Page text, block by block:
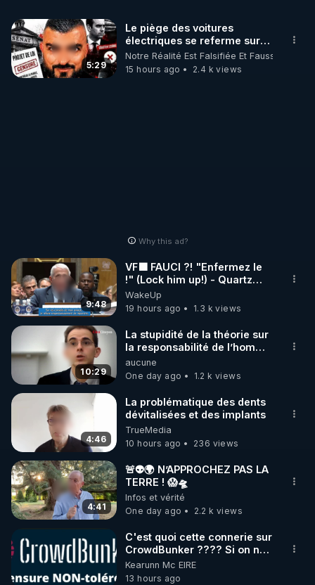
🌱 LA BOUTIQUE DU MAGAZINE
Pour obtenir les anciens numéros que vous avez
🌱 INSTAGRAM
https://www.instagram.com/rdlr_thierrycasasnovas/
http://rgnr.li/instagram
🌱 LA NEWSLETTER
Pour ne pas rater l’actualité RGNR (stages,
http://rgnr.li/news
🌱 VIDÉOS NON CENSURÉES SUR ODYSEE
Toutes les vidéos Youtube sont aussi sur la
http://rgnr.li/odysee
🌱 LES STAGES EN PRÉSENTIEL
http://rgnr.li/stages
5:29
Le piège des voitures
électriques se referme sur
les usagers !
Notre Réalité Est Falsifiée Et Fausse
15 hours ago
2.4 k views
Why this ad?
9:48
VF🟩 FAUCI ?! "Enfermez le
!" (Lock him up!) - Quartz
Traduction
WakeUp
19 hours ago
1.3 k views
10:29
La stupidité de la théorie sur
la responsabilité de l’homme
concernant le dioxyde de
carbone.
aucune
One day ago
1.2 k views
4:46
La problématique des dents
dévitalisées et des implants
TrueMedia
10 hours ago
236 views
4:41
🚨👽🌍 N’APPROCHEZ PAS LA
TERRE ! 😱🛸
Infos et vérité
One day ago
2.2 k views
C'est quoi cette connerie sur
CrowdBunker ???? Si on ne
peut plus publier, c'est un
peu de la censure. Ne payez
Kearunn Mc EIRE
13 hours ago